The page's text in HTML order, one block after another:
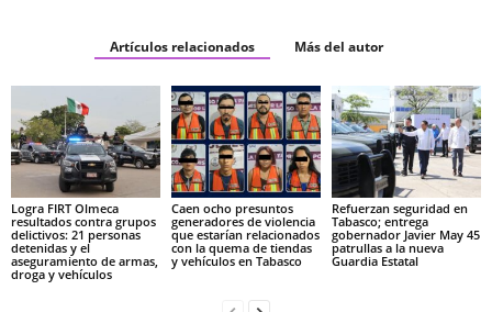
Artículos relacionados Más del autor
Logra FIRT Olmeca
resultados contra grupos
delictivos: 21 personas
detenidas y el
aseguramiento de armas,
droga y vehículos
Caen ocho presuntos
generadores de violencia
que estarían relacionados
con la quema de tiendas
y vehículos en Tabasco
Refuerzan seguridad en
Tabasco; entrega
gobernador Javier May 45
patrullas a la nueva
Guardia Estatal